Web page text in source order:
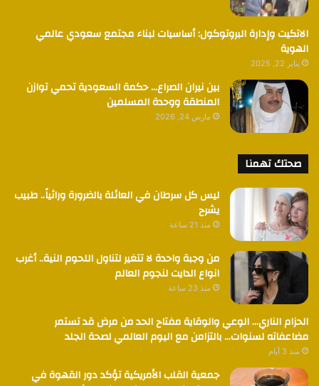
الاتكيت وإدارة البروتوكول: أساسيات لبناء مجتمع سعودي عالمي
الهوية
يناير 22, 2025
بين نيران الصراع… حكمة السعودية تحمي توازن
المنطقة ووحدة المسلمين
مارس 24, 2026
صحتك تهمنا
ليس كل سرطان في العائلة بالضرورة وراثياً.. طبيب
يشرح
منذ 21 ساعة
من وجبة واحدة لا تتغير لتناول اللحوم النية.. أغرب
انواع الدايت لنجوم العالم
منذ 23 ساعة
الحزام الناري… الوعي والوقاية مفتاح الحد من مرض قد تستمر
مضاعفاته لسنوات… بالتزامن مع اليوم العالمي لصحة الجلد
منذ 3 أيام
جمعية القلب الأمريكية تؤكد دور القهوة في